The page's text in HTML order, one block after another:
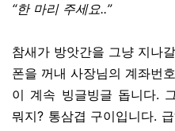
“한 마리 주세요..”
참새가 방앗간을 그냥 지나
폰을 꺼내 사장님의 계좌번
이 계속 빙글빙글 돕니다.
뭐지? 통삼겹 구이입니다.